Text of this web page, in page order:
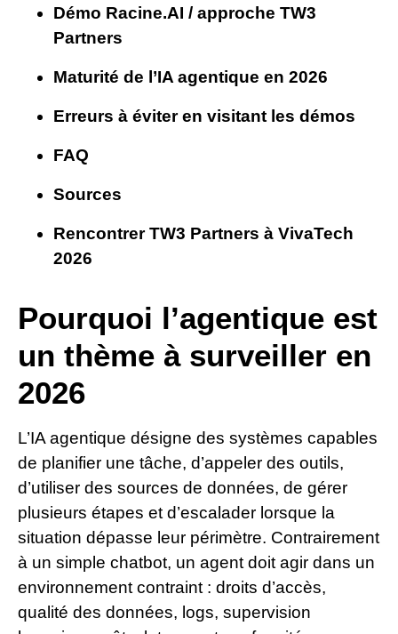
Démo Racine.AI / approche TW3
Partners
Maturité de l’IA agentique en 2026
Erreurs à éviter en visitant les démos
FAQ
Sources
Rencontrer TW3 Partners à VivaTech
2026
Pourquoi l’agentique est
un thème à surveiller en
2026
L’IA agentique désigne des systèmes capables
de planifier une tâche, d’appeler des outils,
d’utiliser des sources de données, de gérer
plusieurs étapes et d’escalader lorsque la
situation dépasse leur périmètre. Contrairement
à un simple chatbot, un agent doit agir dans un
environnement contraint : droits d’accès,
qualité des données, logs, supervision